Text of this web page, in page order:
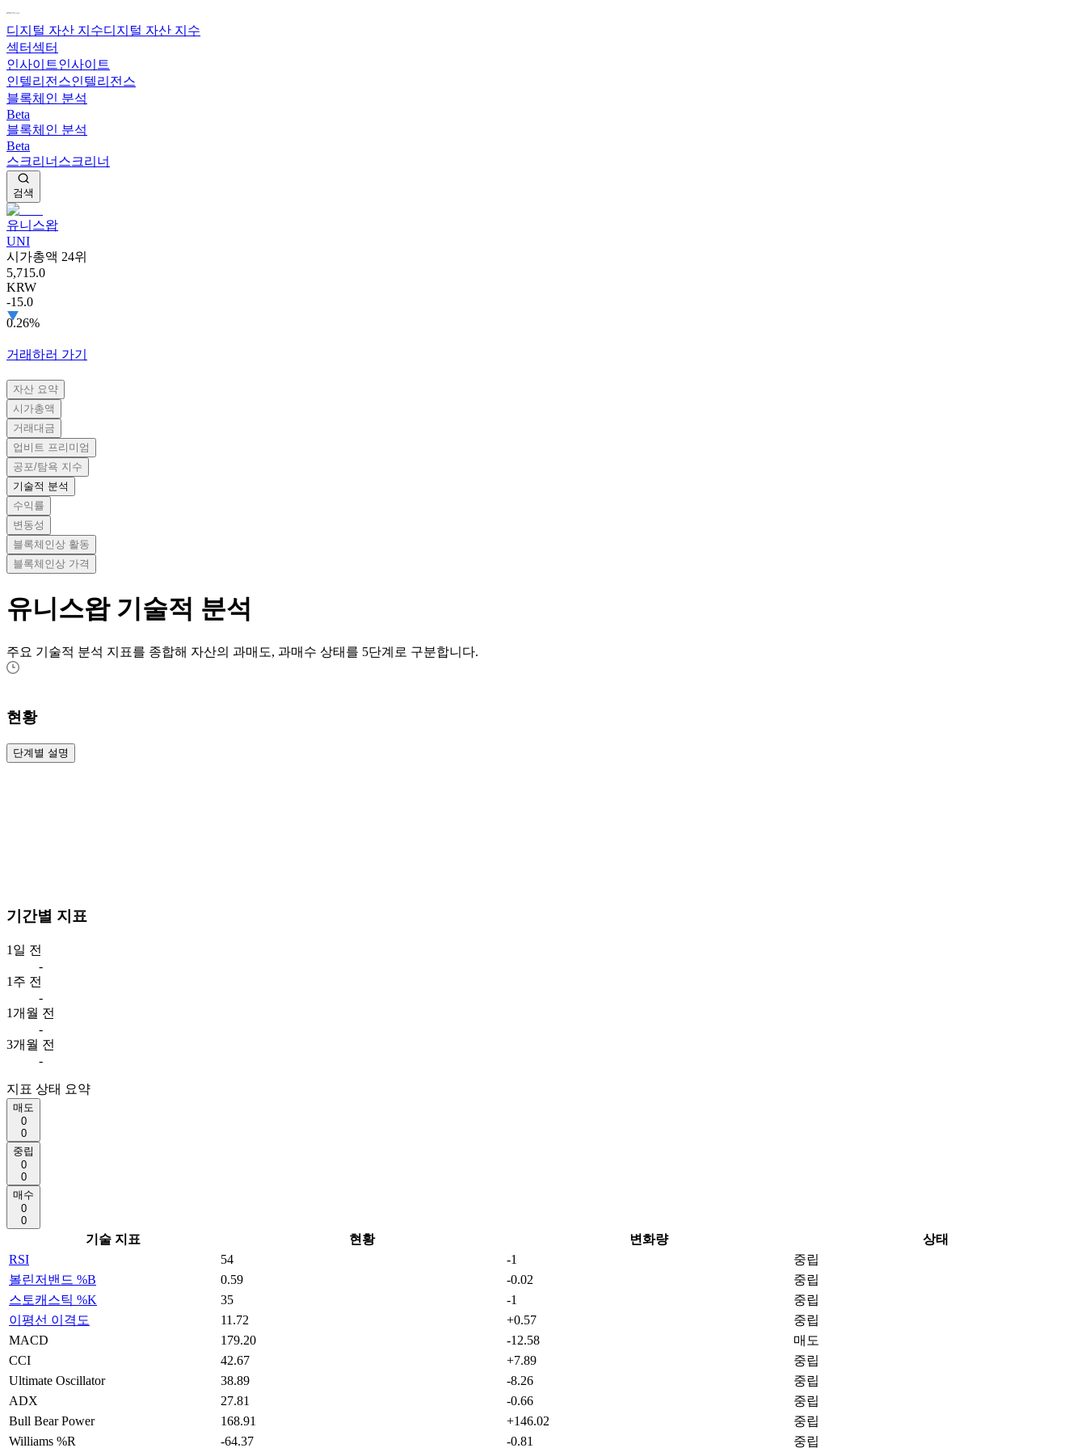
디지털 자산 지수디지털 자산 지수
섹터섹터
인사이트인사이트
인텔리전스인텔리전스
블록체인 분석
Beta
블록체인 분석
Beta
스크리너 스크리너
검색
유니스왑
UNI
시가총액 24위
5,715.0
KRW
-15.0
0.26%
거래하러 가기
자산 요약
시가총액
거래대금
업비트 프리미엄
공포/탐욕 지수
기술적 분석
수익률
변동성
블록체인상 활동
블록체인상 가격
유니스왑 기술적 분석
주요 기술적 분석 지표를 종합해 자산의 과매도, 과매수 상태를 5단계로 구분합니다.
현황
단계별 설명
기간별 지표
1일 전
-
1주 전
-
1개월 전
-
3개월 전
-
지표 상태 요약
매도
0
0
중립
0
0
매수
0
0
기술 지표 현황 변화량
상태
RSI
54 -1
중립
볼린저밴드 %B
0.59 -0.02
중립
스토캐스틱 %K
35 -1
중립
이평선 이격도
11.72 +0.57
중립
MACD
179.20 -12.58
매도
CCI
42.67 +7.89
중립
Ultimate Oscillator
38.89 -8.26
중립
ADX
27.81 -0.66
중립
Bull Bear Power
168.91 +146.02
중립
Williams %R
-64.37 -0.81 중립